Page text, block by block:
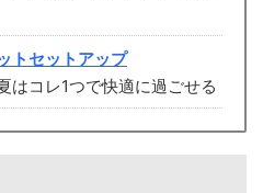
トセットアップ
はコレ1つで快適に過ごせる